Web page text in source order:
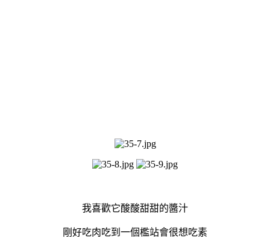
我喜歡它酸酸甜甜的醬汁
剛好吃肉吃到一個檻站會很想吃素